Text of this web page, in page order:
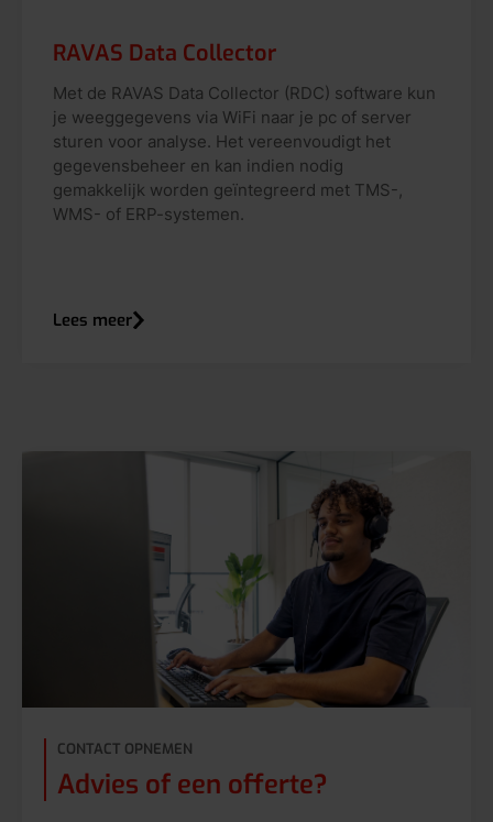
RAVAS Data Collector
Met de RAVAS Data Collector (RDC) software kun
je weeggegevens via WiFi naar je pc of server
sturen voor analyse. Het vereenvoudigt het
gegevensbeheer en kan indien nodig
gemakkelijk worden geïntegreerd met TMS-,
WMS- of ERP-systemen.
Lees meer
CONTACT OPNEMEN
Advies of een offerte?